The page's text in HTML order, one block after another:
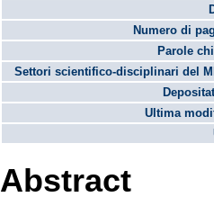
Numero di
Parole
Settori scientifico-disciplinari del
Ultima
Abstract